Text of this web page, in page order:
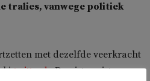
tralies, vanwege politiek
met dezelfde veerkracht
twitterdeDemirtas gisteren.